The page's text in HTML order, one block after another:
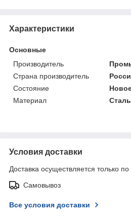
Характеристики
Основные
Производитель
Страна производитель
Состояние
Материал
Сталь
Условия доставки
Доставка осуществляется только по
Самовывоз
Все условия доставки